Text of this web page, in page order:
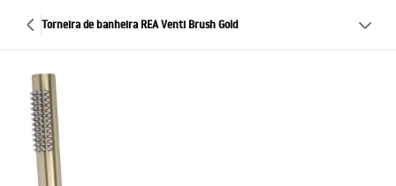
Torneira de banheira REA Venti Brush Gold